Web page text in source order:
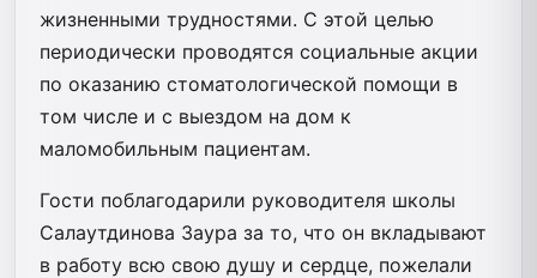
жизненными трудностями. С этой целью
периодически проводятся социальные акции
по оказанию стоматологической помощи в
том числе и с выездом на дом к
маломобильным пациентам.
Гости поблагодарили руководителя школы
Салаутдинова Заура за то, что он вкладывают
в работу всю свою душу и сердце, пожелали